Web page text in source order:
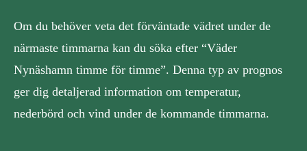
Om du behöver veta det förväntade vädret under de
närmaste timmarna kan du söka efter “Väder
Nynäshamn timme för timme”. Denna typ av prognos
ger dig detaljerad information om temperatur,
nederbörd och vind under de kommande timmarna.